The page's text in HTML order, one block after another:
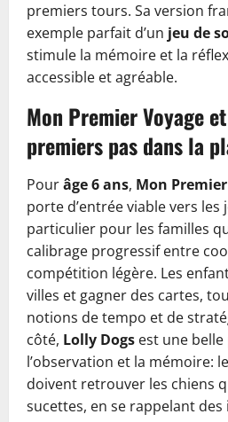
premiers tours. Sa version
exemple parfait d’un jeu de
stimule la mémoire et la
accessible et agréable.
Mon Premier Voyage
premiers pas dans la
Pourâge 6 ans, Mon
porte d’entrée viable vers les
particulier pour les familles
calibrage progressif entre
compétition légère. Les
villes et gagner des cartes,
notions de tempo et de
côté, Lolly Dogs est une
l’observation et la mémoire:
doivent retrouver les chiens
sucettes, en se rappelant